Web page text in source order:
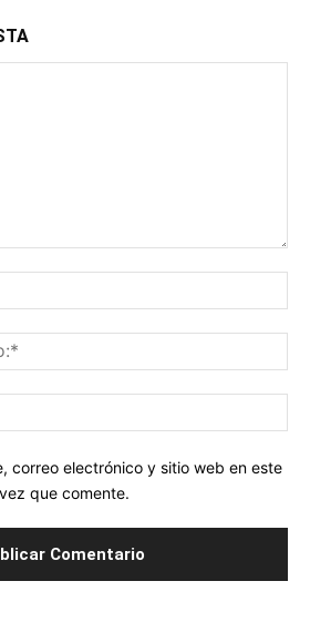
correo electrónico y sitio web en este
que comente.